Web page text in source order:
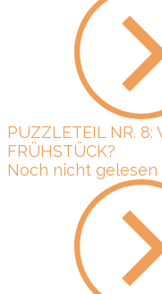
PUZZLETEIL NR. 8:
FRÜHSTÜCK?
Noch nicht gelesen